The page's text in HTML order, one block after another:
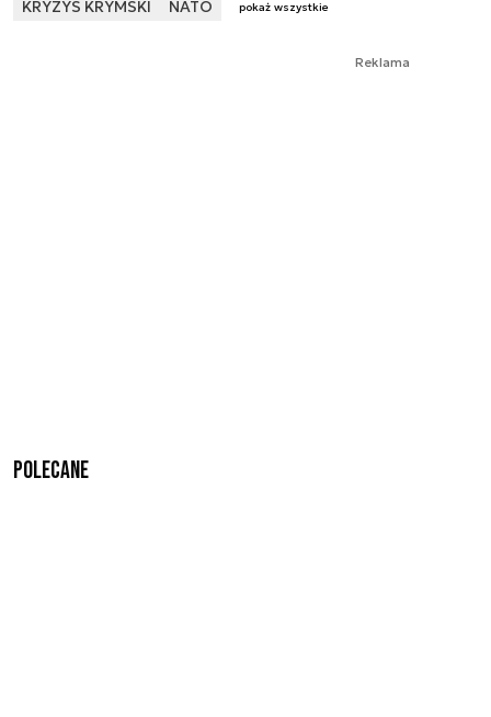
KRYZYS KRYMSKI NATO pokaż wszystkie
Reklama
Polecane